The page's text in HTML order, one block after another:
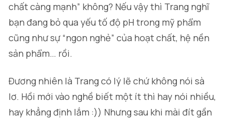
chất càng mạnh” không? Nếu vậy thì Trang nghĩ
bạn đang bỏ qua yếu tố độ pH trong mỹ phẩm
cũng như sự “ngon nghẻ” của hoạt chất, hệ nền
sản phẩm… rồi.
Đương nhiên là Trang có lý lẽ chứ không nói sà
lơ. Hồi mới vào nghề biết một ít thì hay nói nhiều,
hay khẳng định lắm :)) Nhưng sau khi mài đít gần